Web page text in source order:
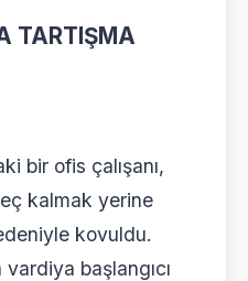
TARTIŞMA
bir ofis çalışanı,
kalmak yerine
kovuldu.
başlangıcı